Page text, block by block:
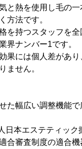
と熱を使用し毛の
方法です。
を持つスタッフを
界ナンバー1です。
果には個人差があり
ません。
た幅広い調整機能
日本エステティック
合審査制度の適合